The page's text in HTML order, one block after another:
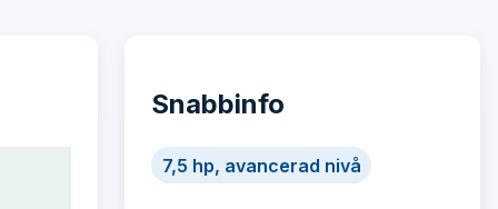
Snabbinfo
7,5 hp, avancerad nivå